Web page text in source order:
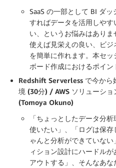
SaaS の一部として BI ダ
すればデータを活用しや
い、というお悩みはあり
使えば見栄えの良い、ビ
を簡単に作れます。本セ
ボード作成におけるポイン
Redshift Serverless で今から
境 (30分) / AWS ソリューシ
(Tomoya Okuno)
「ちょっとしたデータ分
使いたい」、「ログは保
ゃんと分析ができていな
ィション設計にハードル
アウトする」、そんなあ